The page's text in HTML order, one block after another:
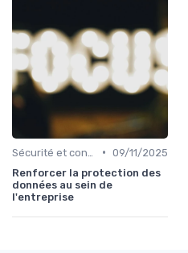
• 09/11/2025
Renforcer la protection des
données au sein de
l'entreprise